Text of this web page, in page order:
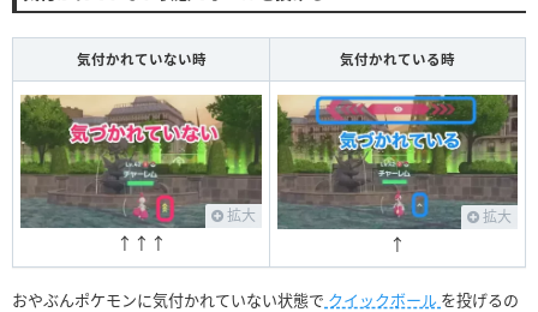
気付かれていない時 気付かれている時
拡大
↑↑↑
拡大
↑
おやぶんポケモンに気付かれていない状態で クイックボール を投げるの